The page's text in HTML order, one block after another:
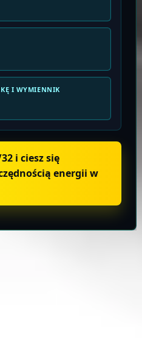
I WYMIENNIK
i ciesz się
energii w